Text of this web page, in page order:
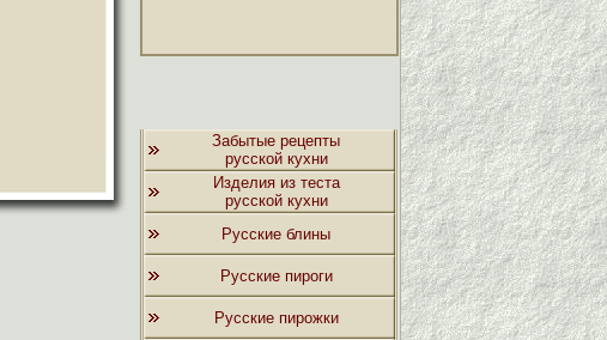
Забытые рецепты
русской кухни
Изделия из теста
русской кухни
Русские блины
Русские пироги
Русские пирожки